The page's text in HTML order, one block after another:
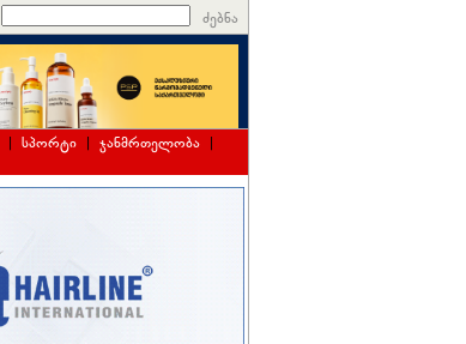
ძებნა
| სპორტი | ჯანმრთელობა |